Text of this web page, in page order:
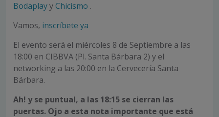
BodaplayyChicismo .
Vamos, inscríbete ya
El evento será el miércoles 8 de Septiembre a las
18:00 en CIBBVA (Pl. Santa Bárbara 2) y el
networking a las 20:00 en la Cervecería Santa
Bárbara.
Ah! y se puntual, a las 18:15 se cierran las
puertas. Ojo a esta nota importante que está